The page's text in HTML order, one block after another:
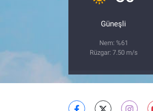
Güneşli
Nem: %61
Rüzgar: 7.50 m/s